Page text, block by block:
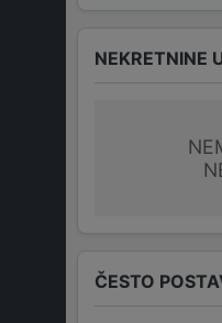
NEKRETNINE
ČESTO